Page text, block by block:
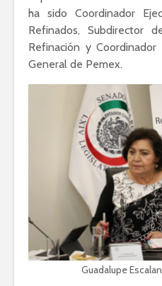
ha sido Coordinador
Refinados, Subdirector
Refinación y
General de Pemex.
Guadalupe